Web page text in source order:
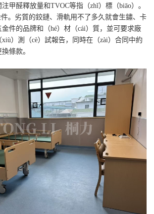
甲醛釋放量和TVOC等指（zhǐ）標（biāo）。
。劣質的鉸鏈、滑軌用不了多久就會生鏽、卡
件的品牌和（hé）材（cái）質，並可要求廠
）測（cè）試報告，同時在（zài）合同中約
條款。